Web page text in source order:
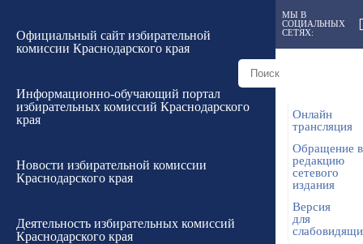
Официальный сайт избирательной
комиссии Краснодарского края
Информационно-обучающий портал
избирательных комиссий Краснодарского
края
Новости избирательной комиссии
Краснодарского края
Деятельность избирательных комиссий
Краснодарского края
МЫ В
СОЦИАЛЬНЫХ
СЕТЯХ:
Онлайн
трансляция
Обращение в
редакцию
сетевого
издания
Версия
для